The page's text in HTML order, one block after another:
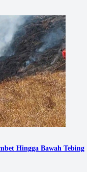
Hingga Bawah Tebing